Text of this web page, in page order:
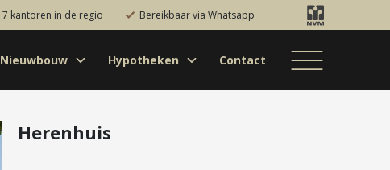
7 kantoren in de regio Bereikbaar via Whatsapp
Bestaande bouw
Nieuwbouw
Internationaal
Nieuwbouw Hypotheken Contact
Herenhuis